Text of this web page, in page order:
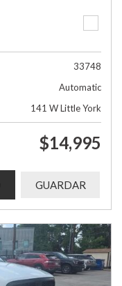
33748
Automatic
141 W Little York
$14,995
GUARDAR